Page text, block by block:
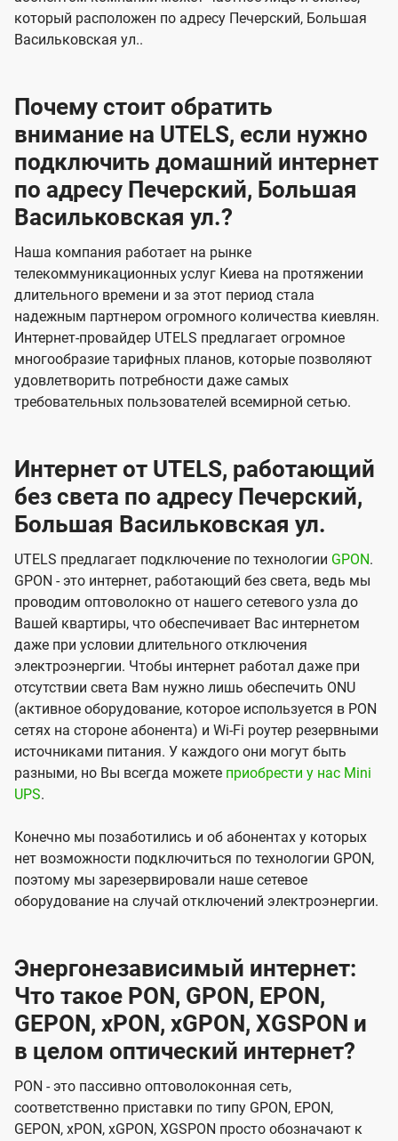
который расположен по адресу Печерский, Большая
Васильковская ул..
Почему стоит обратить
внимание на UTELS, если нужно
подключить домашний интернет
по адресу Печерский, Большая
Васильковская ул.?
Наша компания работает на рынке
телекоммуникационных услуг Киева на протяжении
длительного времени и за этот период стала
надежным партнером огромного количества киевлян.
Интернет-провайдер UTELS предлагает огромное
многообразие тарифных планов, которые позволяют
удовлетворить потребности даже самых
требовательных пользователей всемирной сетью.
Интернет от UTELS, работающий
без света по адресу Печерский,
Большая Васильковская ул.
UTELS предлагает подключение по технологии GPON.
GPON - это интернет, работающий без света, ведь мы
проводим оптоволокно от нашего сетевого узла до
Вашей квартиры, что обеспечивает Вас интернетом
даже при условии длительного отключения
электроэнергии. Чтобы интернет работал даже при
отсутствии света Вам нужно лишь обеспечить ONU
(активное оборудование, которое используется в PON
сетях на стороне абонента) и Wi-Fi роутер резервными
источниками питания. У каждого они могут быть
разными, но Вы всегда можете приобрести у нас Mini
UPS.
Конечно мы позаботились и об абонентах у которых
нет возможности подключиться по технологии GPON,
поэтому мы зарезервировали наше сетевое
оборудование на случай отключений электроэнергии.
Энергонезависимый интернет:
Что такое PON, GPON, EPON,
GEPON, xPON, xGPON, XGSPON и
в целом оптический интернет?
PON - это пассивно оптоволоконная сеть,
соответственно приставки по типу GPON, EPON,
GEPON, xPON, xGPON, XGSPON просто обозначают к